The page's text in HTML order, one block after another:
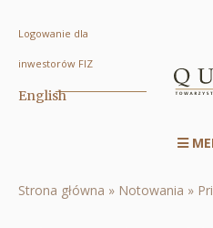
Private
Equity
Multifund
Quercus
Logowanie dla
inwestorów FIZ
English
serwisu
Ścieżka
Strona główna Notowania